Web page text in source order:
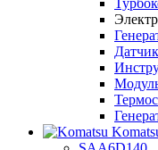
Датчик